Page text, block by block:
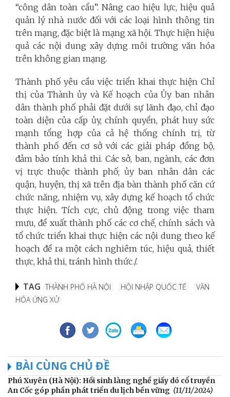
“công dân toàn cầu”. Nâng cao hiệu lực, hiệu quả
quản lý nhà nước đối với các loại hình thông tin
trên mạng, đặc biệt là mạng xã hội. Thực hiện hiệu
quả các nội dung xây dựng môi trường văn hóa
trên không gian mạng.
Thành phố yêu cầu việc triển khai thực hiện Chỉ
thị của Thành ủy và Kế hoạch của Ủy ban nhân
dân thành phố phải đặt dưới sự lãnh đạo, chỉ đạo
toàn diện của cấp ủy, chính quyền, phát huy sức
mạnh tổng hợp của cả hệ thống chính trị, từ
thành phố đến cơ sở với các giải pháp đồng bộ,
đảm bảo tính khả thi. Các sở, ban, ngành, các đơn
vị trực thuộc thành phố; ủy ban nhân dân các
quận, huyện, thị xã trên địa bàn thành phố căn cứ
chức năng, nhiệm vụ, xây dựng kế hoạch tổ chức
thực hiện. Tích cực, chủ động trong việc tham
mưu, đề xuất thành phố các cơ chế, chính sách và
tổ chức triển khai thực hiện các nội dung theo kế
hoạch đề ra một cách nghiêm túc, hiệu quả, thiết
thực, khả thi, tránh hình thức./.
TAG THÀNH PHỐ HÀ NỘI HỘI NHẬP QUỐC TẾ
VĂN
HÓA ỨNG XỬ
BÀI CÙNG CHỦ ĐỀ
Phú Xuyên (Hà Nội): Hồi sinh làng nghề giấy dó cổ truyền
An Cốc góp phần phát triển du lịch bền vững (11/11/2024)